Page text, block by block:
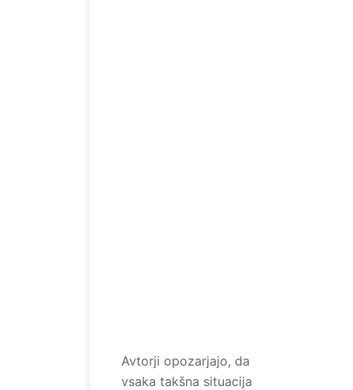
Avtorji opozarjajo, da
vsaka takšna situacija